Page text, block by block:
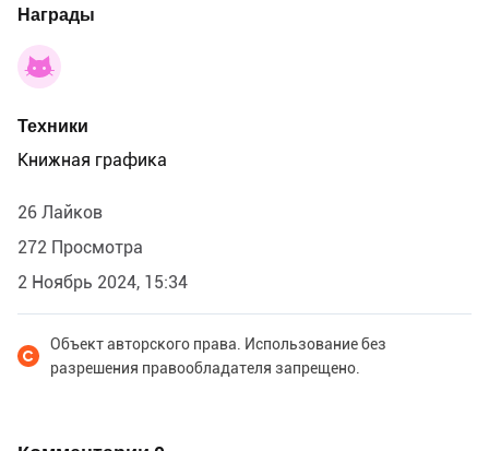
Награды
Техники
Книжная графика
26 Лайков
272 Просмотра
2 Ноябрь 2024, 15:34
Объект авторского права. Использование без
разрешения правообладателя запрещено.